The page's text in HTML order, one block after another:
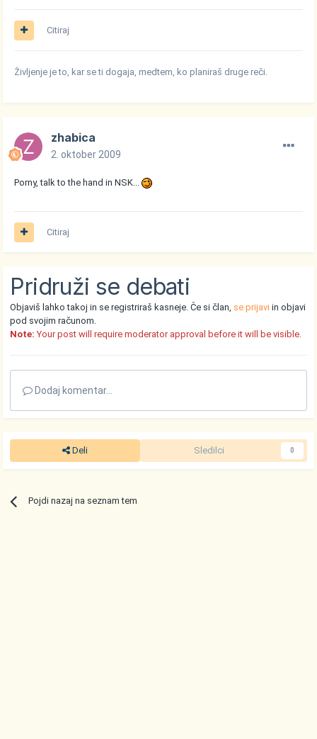
Citiraj
Življenje je to, kar se ti dogaja, medtem, ko planiraš druge reči.
zhabica
2. oktober 2009
Porny, talk to the hand in NSK...
Citiraj
Pridruži se debati
Objaviš lahko takoj in se registriraš kasneje. Če si član, se prijavi in objavi
pod svojim računom.
Note: Your post will require moderator approval before it will be visible.
Dodaj komentar...
Deli Sledilci 0
Pojdi nazaj na seznam tem